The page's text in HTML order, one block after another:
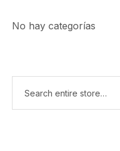
No hay categorías